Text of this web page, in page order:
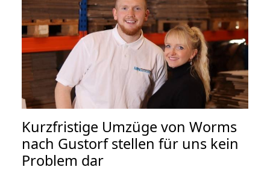
Kurzfristige Umzüge von Worms
nach Gustorf stellen für uns kein
Problem dar